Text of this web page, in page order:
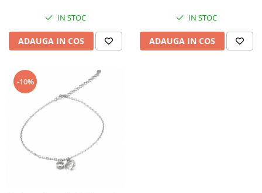
IN STOC
ADAUGA IN COS
IN STOC
ADAUGA IN COS
-10%